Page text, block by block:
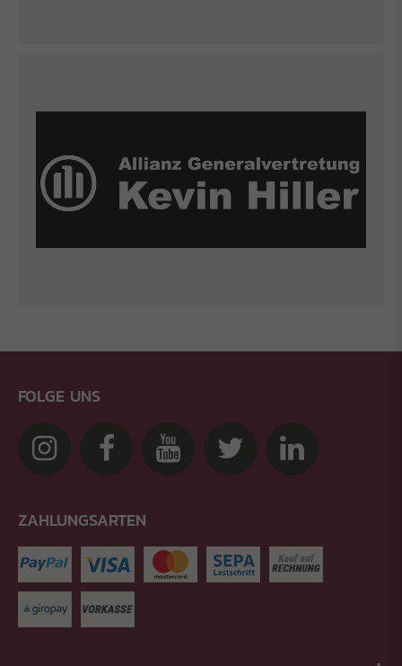
FOLGE UNS
ZAHLUNGSARTEN